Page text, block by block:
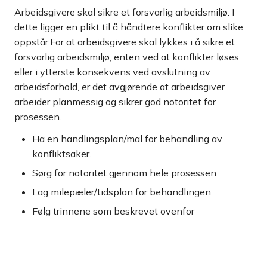
Arbeidsgivere skal sikre et forsvarlig arbeidsmiljø. I
dette ligger en plikt til å håndtere konflikter om slike
oppstår.For at arbeidsgivere skal lykkes i å sikre et
forsvarlig arbeidsmiljø, enten ved at konflikter løses
eller i ytterste konsekvens ved avslutning av
arbeidsforhold, er det avgjørende at arbeidsgiver
arbeider planmessig og sikrer god notoritet for
prosessen.
Ha en handlingsplan/mal for behandling av
konfliktsaker.
Sørg for notoritet gjennom hele prosessen
Lag milepæler/tidsplan for behandlingen
Følg trinnene som beskrevet ovenfor